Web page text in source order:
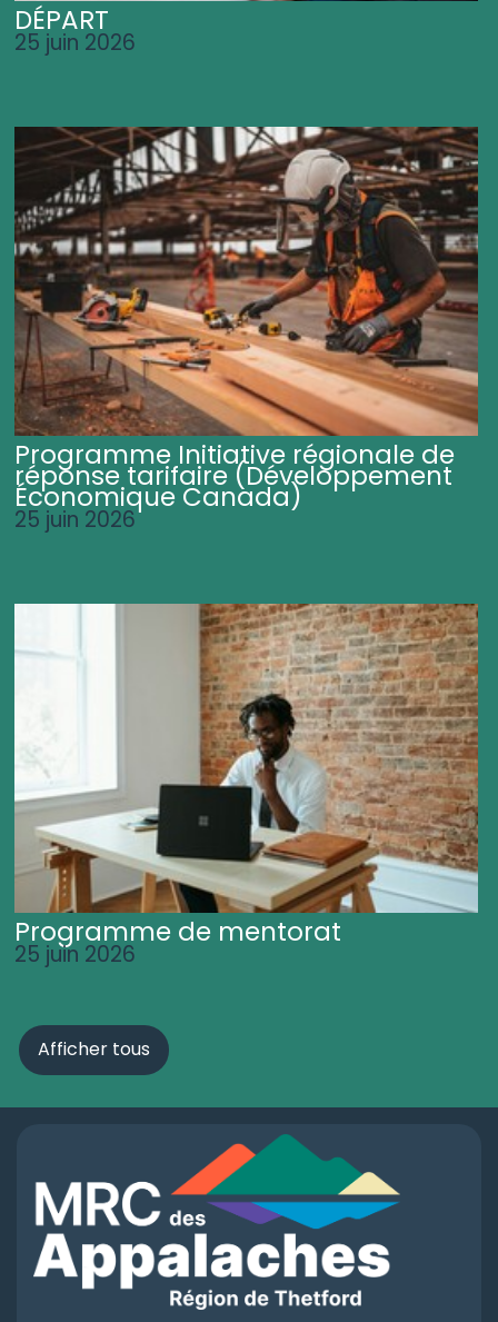
DÉPART
25 juin 2026
Programme Initiative régionale de
réponse tarifaire (Développement
Économique Canada)
25 juin 2026
Programme de mentorat
25 juin 2026
Afficher tous